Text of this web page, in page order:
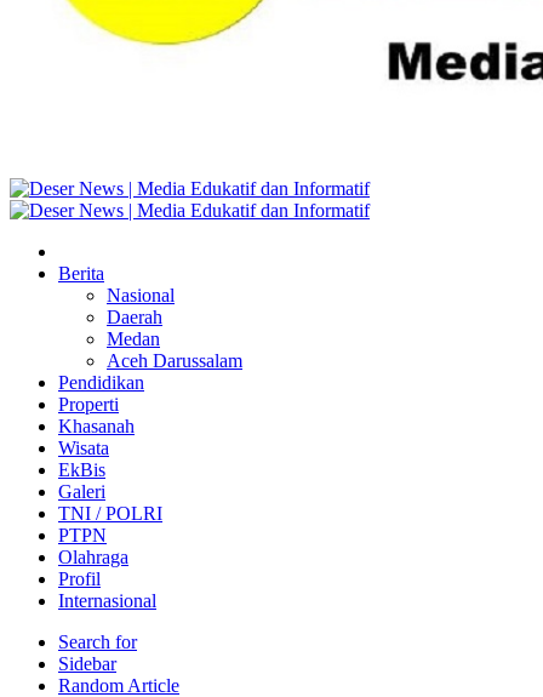
Berita
Nasional
Daerah
Medan
Aceh Darussalam
Pendidikan
Properti
Khasanah
Wisata
EkBis
Galeri
TNI / POLRI
PTPN
Olahraga
Profil
Internasional
Search for
Sidebar
Random Article